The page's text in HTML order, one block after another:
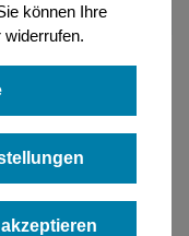
können Ihre
widerrufen.
in einer zip-Datei
werden Ihnen im
Die eine der